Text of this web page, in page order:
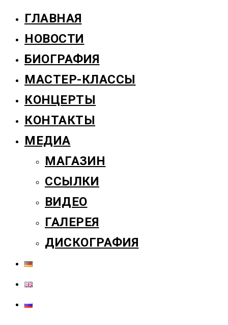
ГЛАВНАЯ
НОВОСТИ
БИОГРАФИЯ
МАСТЕР-КЛАССЫ
КОНЦЕРТЫ
КОНТАКТЫ
МЕДИА
МАГАЗИН
ССЫЛКИ
ВИДЕО
ГАЛЕРЕЯ
ДИСКОГРАФИЯ